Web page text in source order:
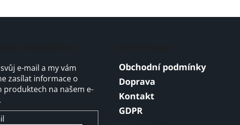
v
c
e-mail a my vám
zasílat informace o
produktech na našem e-
Obchodní podmínky
Doprava
Kontakt
GDPR